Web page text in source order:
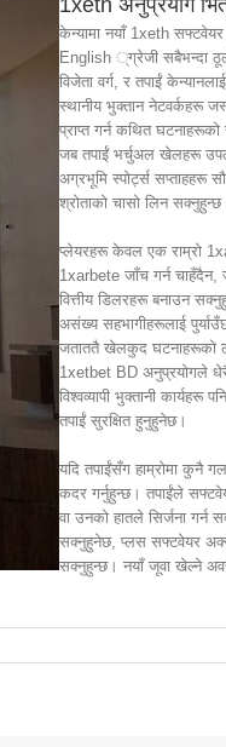
1xeth अनुप्रयोग
केन्यामा नयाँ 1xeth
English ्ग्रेजी सबैभन्दा
विजेता वर्ग, र तपाईं
स्थानीय भुक्तान नेटवर्कहरू
प्राप्त गर्न कथित
जब तपाईं भर्चुअल खेलहरू
अग्रभूमि स्पोर्ट्स सप्ताहहरू
श्रोताको चासो लिन
प्लेयरहरू केवल एक राम्रो
1xarbete जाँच गर्न चाहँदैन,
वित्तीय डिलरहरू बनाउन
असंख्य सहभागीहरूलाई
जताततै खेलकुद घटनाहरूको
1xetbet BD अनुप्रयोगले धेरै
विश्वव्यापी भुक्तानी कार्यहरू
तपाईं सुरक्षित हुनुहुनेछ।
यदि तपाईंसँग हाम्रोमा कुनै
कदर गर्नुहुन्छ। तपाईंले
वा उनको हातले सिर्जना गर्न
सक्नुहुनेछ, प्लस सफ्टवेयर
सक्नुहुन्छ। नयाँ जूवा खेल्ने